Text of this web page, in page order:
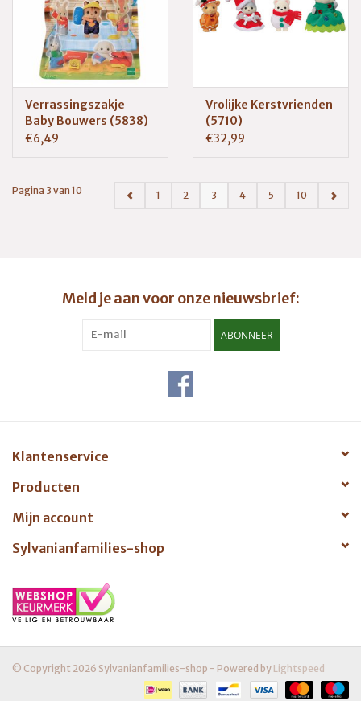
Verrassingszakje
Baby Bouwers (5838)
€6,49
Vrolijke Kerstvrienden
(5710)
€32,99
Pagina 3 van 10 1 2 3 4 5 10
Meld je aan voor onze nieuwsbrief:
ABONNEER
Klantenservice
Producten
Mijn account
Sylvanianfamilies-shop
© Copyright 2026 Sylvanianfamilies-shop - Powered by Lightspeed